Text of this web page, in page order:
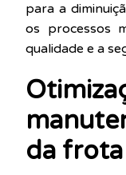
para a
os processos
qualidade e a
da frota